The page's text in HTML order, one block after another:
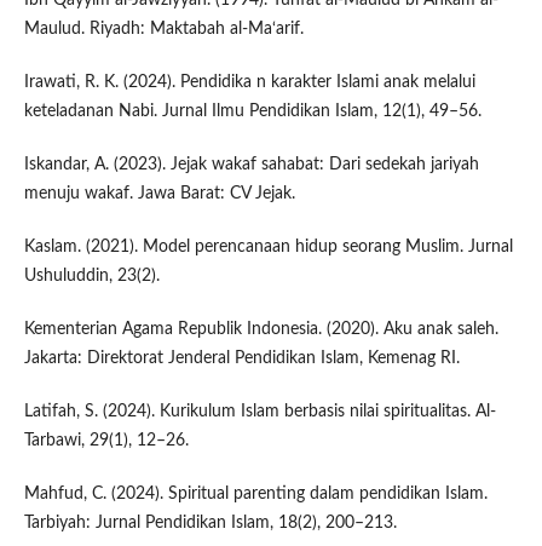
Maulud. Riyadh: Maktabah al-Ma‘arif.
Irawati, R. K. (2024). Pendidika n karakter Islami anak melalui
keteladanan Nabi. Jurnal Ilmu Pendidikan Islam, 12(1), 49–56.
Iskandar, A. (2023). Jejak wakaf sahabat: Dari sedekah jariyah
menuju wakaf. Jawa Barat: CV Jejak.
Kaslam. (2021). Model perencanaan hidup seorang Muslim. Jurnal
Ushuluddin, 23(2).
Kementerian Agama Republik Indonesia. (2020). Aku anak saleh.
Jakarta: Direktorat Jenderal Pendidikan Islam, Kemenag RI.
Latifah, S. (2024). Kurikulum Islam berbasis nilai spiritualitas. Al-
Tarbawi, 29(1), 12–26.
Mahfud, C. (2024). Spiritual parenting dalam pendidikan Islam.
Tarbiyah: Jurnal Pendidikan Islam, 18(2), 200–213.